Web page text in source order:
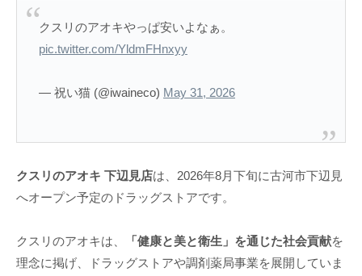
クスリのアオキやっぱ安いよなぁ。
pic.twitter.com/YldmFHnxyy
— 祝い猫 (@iwaineco) May 31, 2026
クスリのアオキ 下辺見店は、2026年8月下旬に古河市下辺見
へオープン予定のドラッグストアです。
クスリのアオキは、 「健康と美と衛生」を通じた社会貢献を
理念に掲げ、ドラッグストアや調剤薬局事業を展開していま